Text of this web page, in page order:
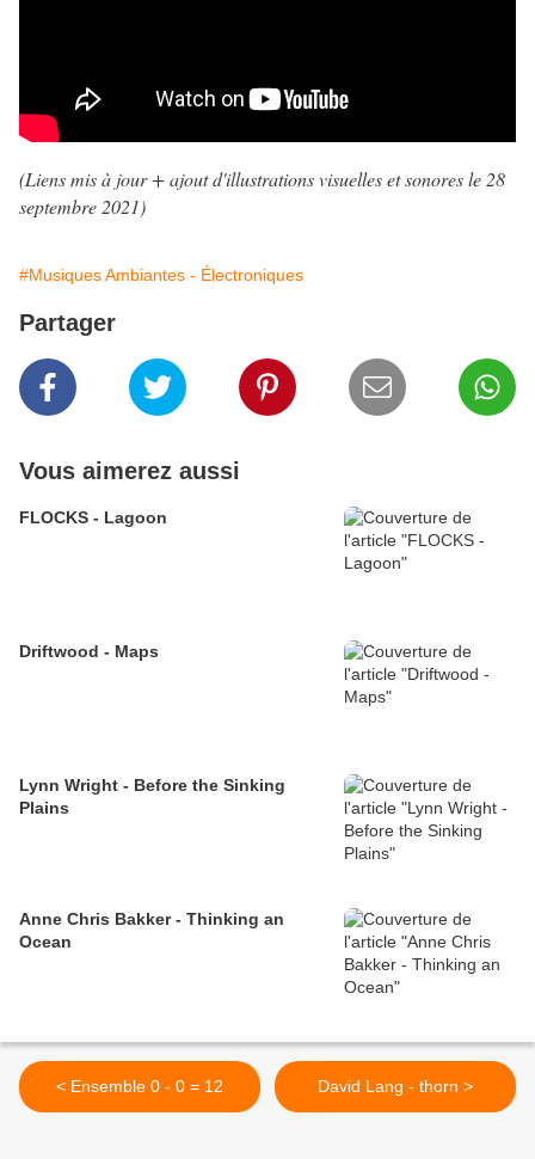
(Liens mis à jour + ajout d'illustrations visuelles et sonores le 28
septembre 2021)
#Musiques Ambiantes - Électroniques
Partager
Vous aimerez aussi
FLOCKS - Lagoon
Driftwood - Maps
Lynn Wright - Before the Sinking
Plains
Anne Chris Bakker - Thinking an
Ocean
< Ensemble 0 - 0 = 12 David Lang - thorn >